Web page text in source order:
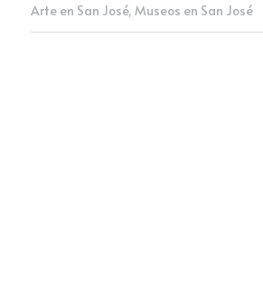
Newsletter
Arte en San José, Museos en San José